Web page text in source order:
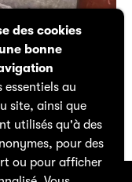
des cookies
bonne
essentiels au
site, ainsi que
utilisés qu'à des
pour des
ou pour afficher